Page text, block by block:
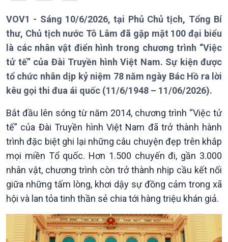
Giới thiệu
Thời sự
VOV1 - Sáng 10/6/2026, tại Phủ Chủ tịch, Tổng Bí
thư, Chủ tịch nước Tô Lâm đã gặp mặt 100 đại biểu
là các nhân vật điển hình trong chương trình “Việc
tử tế” của Đài Truyền hình Việt Nam. Sự kiện được
tổ chức nhân dịp kỷ niệm 78 năm ngày Bác Hồ ra lời
kêu gọi thi đua ái quốc (11/6/1948 – 11/06/2026).
Bắt đầu lên sóng từ năm 2014, chương trình “Việc tử
tế” của Đài Truyền hình Việt Nam đã trở thành hành
trình đặc biệt ghi lại những câu chuyện đẹp trên khắp
mọi miền Tổ quốc. Hơn 1.500 chuyến đi, gần 3.000
nhân vật, chương trình còn trở thành nhịp cầu kết nối
giữa những tấm lòng, khơi dậy sự đồng cảm trong xã
hội và lan tỏa tinh thần sẻ chia tới hàng triệu khán giả.